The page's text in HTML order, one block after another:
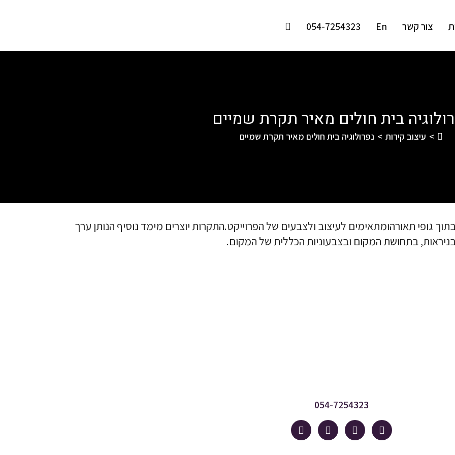
צור קשר En
054-7254323
בית חולים מאיר תקרת שמיים
> עיצוב קירות > נפרולוגיה בית חולים מאיר תקרת שמיים
גופי תאורהומתאימים לעיצוב ולצבעים של הפרוייקט.התקרות יוצרים מימד נוסיף הנותן ערך
בתחושת המקום ובצבעוניות הכללית של המקום.
054-7254323